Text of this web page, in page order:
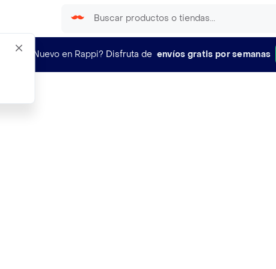
¿Nuevo en Rappi? Disfruta de envíos gratis por semanas